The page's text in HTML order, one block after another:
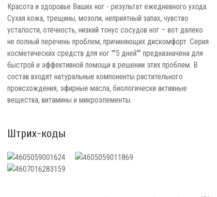
Красота и здоровье Ваших ног - результат ежедневного ухода.
Сухая кожа, трещины, мозоли, неприятный запах, чувство
усталости, отёчность, низкий тонус сосудов ног – вот далеко
не полный перечень проблем, причиняющих дискомфорт. Серия
косметических средств для ног ""5 дней"" предназначена для
быстрой и эффективной помощи в решении этих проблем. В
состав входят натуральные компоненты растительного
происхождения, эфирные масла, биологически активные
вещества, витамины и микроэлементы.
Штрих-коды